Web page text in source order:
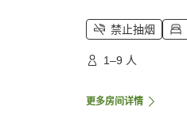
禁止抽烟
1–9 人
更多房间详情